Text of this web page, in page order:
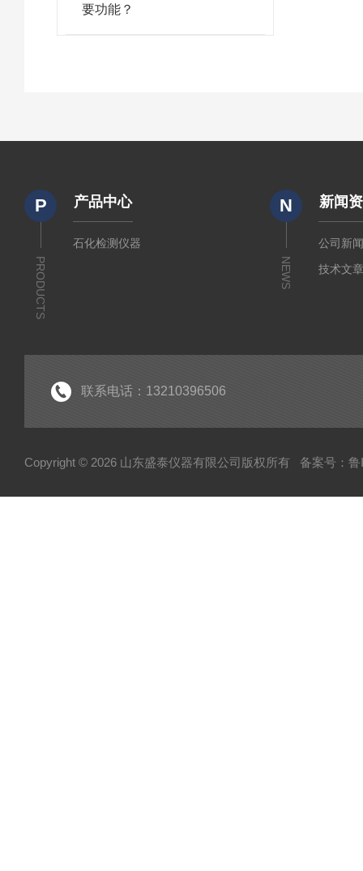
要功能？
P
PRODUCTS
产品中心
石化检测仪器
N
NEWS
新闻
公司新
技术文
联系电话：13210396506
Copyright © 2026 山东盛泰仪器有限公司版权所有 备案号：